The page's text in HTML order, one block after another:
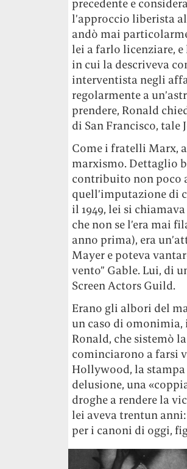
precedente e
l’approccio liberista
andò mai
lei a farlo licenziare,
in cui la descriveva
interventista negli
regolarmente a
prendere, Ronald
di San Francisco, tale
Come i fratelli Marx,
marxismo. Dettaglio
contribuito non poco
quell’imputazione di
il 1949, lei si
che non se l’era mai
anno prima), era
Mayer e poteva
vento” Gable. Lui, di
Screen Actors Guild.
Erano gli albori del
un caso di omonimia,
Ronald, che sistemò
cominciarono a farsi
Hollywood, la
delusione, una
droghe a rendere la
lei aveva trentun
per i canoni di oggi,